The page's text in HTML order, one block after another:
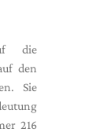
die
den
Sie
216